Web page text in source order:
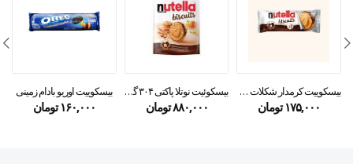
بیسکوییت کرمدار شکلات فندقی ۳ عددی
۱۷۵,۰۰۰ تومان
بیسکوئیت نوتلا پاکتی ۳۰۴ گرمی
۸۸۰,۰۰۰ تومان
بیسکوییت اوریو بادام زمینی
۱۶۰,۰۰۰ تومان